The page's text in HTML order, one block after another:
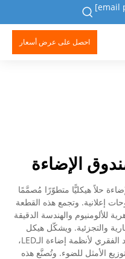
احصل على عرض أسعار
الإضاءة
حلاً هيكليًّا متطوّرًا مُصمَّمًا
إعلانية. وتجمع هذه القطعة
للألومنيوم والهندسة الدقيقة
والتجزئية. ويشكّل هيكل
الألومنيوم الخاص بعلب الإضاءة العمود الفقري لأنظمة إضاءة الـLED،
الأمثل للضوء. وتُصنَّع هذه